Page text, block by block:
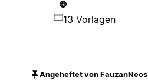
13 Vorlagen
Angeheftet von FauzanNeos